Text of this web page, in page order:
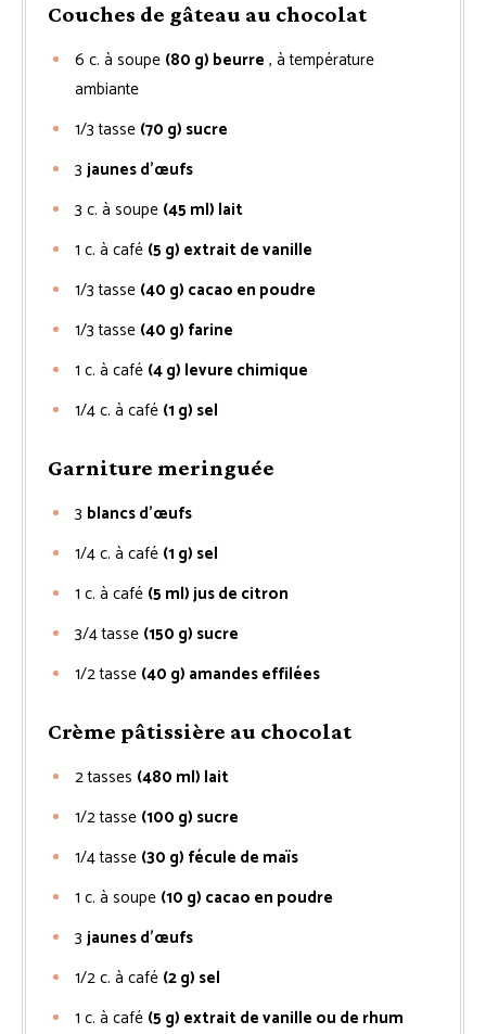
Couches de gâteau au chocolat
6 c. à soupe (80 g) beurre , à température
ambiante
1/3 tasse (70 g) sucre
3 jaunes d’œufs
3 c. à soupe (45 ml) lait
1 c. à café (5 g) extrait de vanille
1/3 tasse (40 g) cacao en poudre
1/3 tasse (40 g) farine
1 c. à café (4 g) levure chimique
1/4c. à café (1 g) sel
Garniture meringuée
3 blancs d’œufs
1/4c. à café (1 g) sel
1 c. à café (5 ml) jus de citron
3/4tasse (150 g) sucre
1/2tasse (40 g) amandes effilées
Crème pâtissière au chocolat
2tasses (480 ml) lait
1/2tasse (100 g) sucre
1/4tasse (30 g) fécule de maïs
1 c. à soupe (10 g) cacao en poudre
3 jaunes d’œufs
1/2c. à café (2 g) sel
1 c. à café (5 g) extrait de vanille ou de rhum